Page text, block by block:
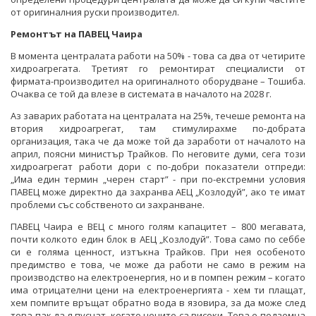
от оригиналния руски производител.
Ремонтът на ПАВЕЦ Чаира
В момента централата работи на 50% - това са два от четирите
хидроагрегата. Третият го ремонтират специалисти от
фирмата-производител на оригиналното оборудване – Тошиба.
Очаква се той да влезе в системата в началото на 2028 г.
Аз заварих работата на централата на 25%, течеше ремонта на
втория хидроагрегат, там стимулирахме по-добрата
организация, така че да може той да заработи от началото на
април, поясни министър Трайков. По неговите думи, сега този
хидроагрегат работи дори с по-добри показатели отпреди:
„Има един термин „черен старт” - при по-екстремни условия
ПАВЕЦ може директно да захранва АЕЦ „Козлодуй”, ако те имат
проблеми със собственото си захранване.
ПАВЕЦ Чаира е ВЕЦ с много голям капацитет – 800 мегавата,
почти колкото един блок в АЕЦ „Козлодуй”. Това само по себбе
си е голяма ценност, изтъкна Трайков. При нея особеното
предимство е това, че може да работи не само в режим на
производство на електроенергия, но и в помпен режим – когато
има отрицателни цени на електроенергията - хем ти плащат,
хем помпите връщат обратно вода в язовира, за да може след